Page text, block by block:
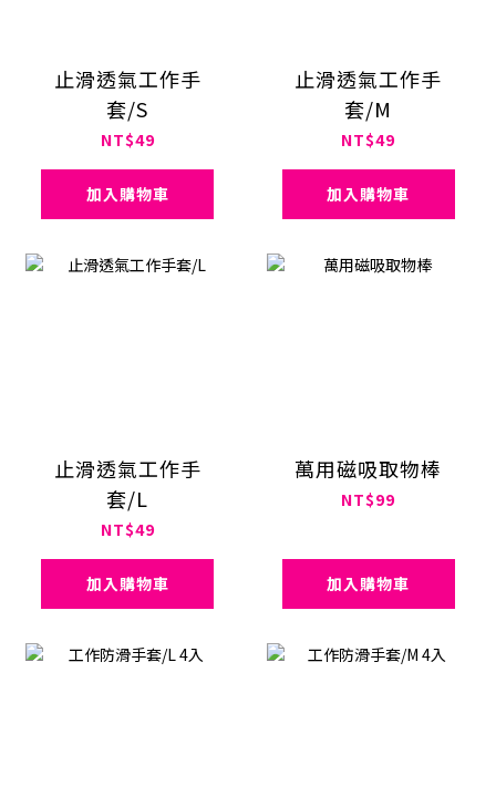
止滑透氣工作手
套/S
NT$49
加入購物車
止滑透氣工作手
套/M
NT$49
加入購物車
止滑透氣工作手
套/L
NT$49
加入購物車
萬用磁吸取物棒
NT$99
加入購物車